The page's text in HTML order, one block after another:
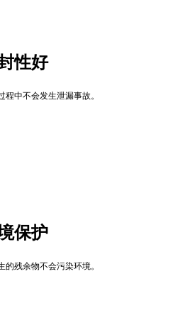
性好
中不会发生泄漏事故。
保护
残余物不会污染环境。